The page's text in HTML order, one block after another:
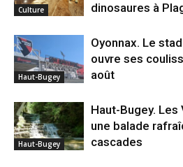
Culture
dinosaures à
Haut-Bugey
Oyonnax. Le
ouvre ses
août
Haut-Bugey
Haut-Bugey. Les
une balade
cascades